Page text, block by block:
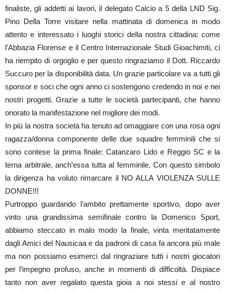
finaliste, gli addetti ai lavori, il delegato Calcio a 5 della LND Sig.
Pino Della Torre visitare nella mattinata di domenica in modo
attento e interessato i luoghi storici della nostra cittadina: come
l’Abbazia Florense e il Centro Internazionale Studi Gioachimiti, ci
ha riempito di orgoglio e per questo ringraziamo il Dott. Riccardo
Succuro per la disponibilità data. Un grazie particolare va a tutti gli
sponsor e soci che ogni anno ci sostengono credendo in noi e nei
nostri progetti. Grazie a tutte le società partecipanti, che hanno
onorato la manifestazione nel migliore dei modi.
In più la nostra società ha tenuto ad omaggiare con una rosa ogni
ragazza/donna componente delle due squadre femminili che si
sono contese la prima finale: Catanzaro Lido e Reggio SC e la
terna arbitrale, anch’essa tutta al femminile. Con questo simbolo
la dirigenza ha voluto rimarcare il NO ALLA VIOLENZA SULLE
DONNE!!!
Purtroppo guardando l’ambito prettamente sportivo, dopo aver
vinto una grandissima semifinale contro la Domenico Sport,
abbiamo steccato in malo modo la finale, vinta meritatamente
dagli Amici del Nausicaa e da padroni di casa fa ancora più male
ma non possiamo esimerci dal ringraziare tutti i nostri giocatori
per l’impegno profuso, anche in momenti di difficoltà. Dispiace
tanto non aver regalato questa gioia a noi stessi e al nostro